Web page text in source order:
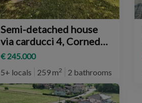
Semi-detached house
via carducci 4, Cornedo
Vicentino
€ 245.000
5+ locals
259 m2 2 bathrooms